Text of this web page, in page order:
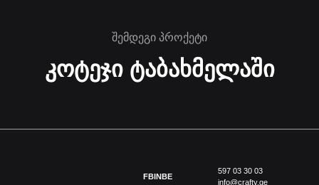
შემდეგი პროქეტი
კოტეჯი ტაბახმელაში
FB IN BE
597 03 30 03
info@crafty.ge